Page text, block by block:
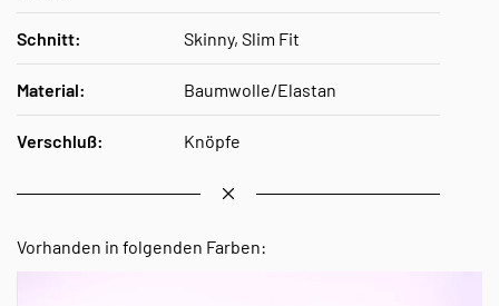
Schnitt: Skinny, Slim Fit
Material: Baumwolle/Elastan
Verschluß: Knöpfe
Vorhanden in folgenden Farben: